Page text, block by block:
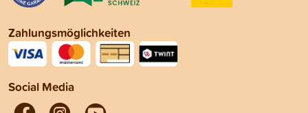
Zahlungsmöglichkeiten
Social Media